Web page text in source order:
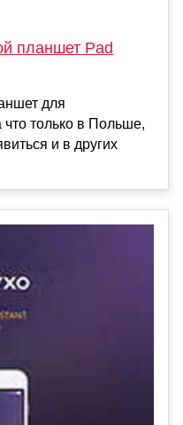
планшет Pad
для
только в Польше,
и в других